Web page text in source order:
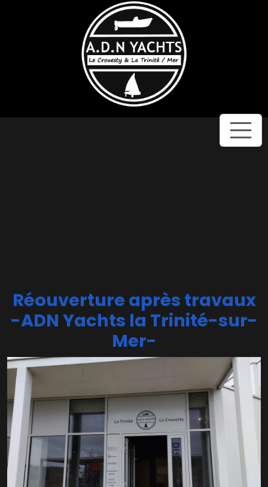
Réouverture après travaux
-ADN Yachts la Trinité-sur-
Mer-